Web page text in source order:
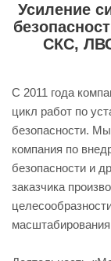
Усиление
СКС,
С 2011 года
цикл работ по
безопасности.
компания по
безопасности и
заказчика